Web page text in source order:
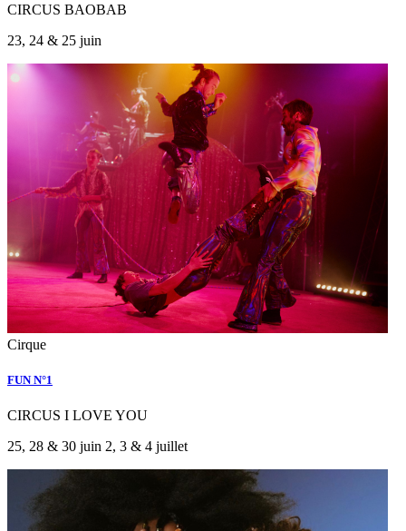
CIRCUS BAOBAB
23, 24 & 25 juin
Cirque
FUN N°1
CIRCUS I LOVE YOU
25, 28 & 30 juin 2, 3 & 4 juillet